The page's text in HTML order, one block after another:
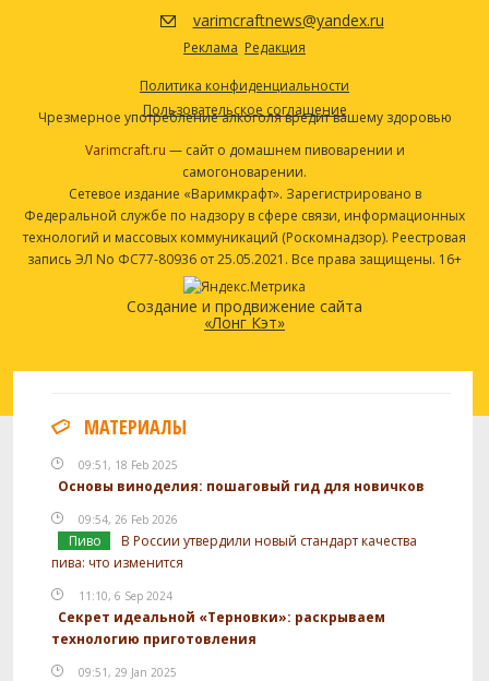
Ирландский мох 0.25 чайная ложка
varimcraftnews@yandex.ru
Реклама Редакция
Политика конфиденциальности
Пользовательское соглашение
Чрезмерное употребление алкоголя вредит вашему здоровью
Varimcraft.ru — сайт о домашнем пивоварении и
самогоноварении.
Сетевое издание «Варимкрафт». Зарегистрировано в
Федеральной службе по надзору в сфере связи, информационных
технологий и массовых коммуникаций (Роскомнадзор). Реестровая
запись ЭЛ No ФС77-80936 от 25.05.2021. Все права защищены. 16+
Создание и продвижение сайта
«Лонг Кэт»
МАТЕРИАЛЫ
09:51, 18 Feb 2025
Основы виноделия: пошаговый гид для новичков
09:54, 26 Feb 2026
Пиво
В России утвердили новый стандарт качества
пива: что изменится
11:10, 6 Sep 2024
Секрет идеальной «Терновки»: раскрываем
технологию приготовления
09:51, 29 Jan 2025